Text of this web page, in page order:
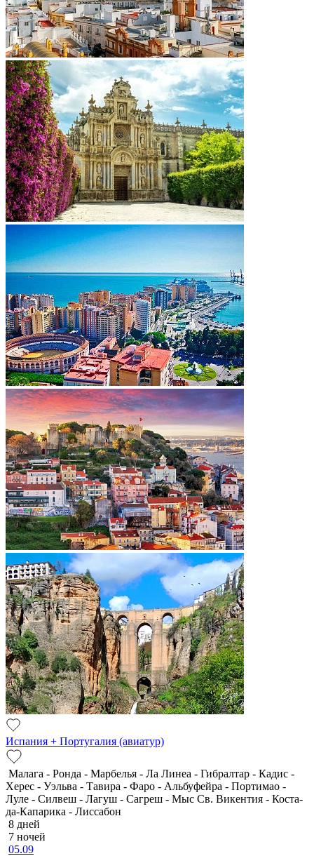
Испания + Португалия (авиатур)
Малага - Ронда - Марбелья - Ла Линеа - Гибралтар - Кадис -
Херес - Уэльва - Тавира - Фаро - Альбуфейра - Портимао -
Луле - Силвеш - Лагуш - Сагреш - Мыс Св. Викентия - Коста-
да-Капарика - Лиссабон
8 дней
7 ночей
05.09